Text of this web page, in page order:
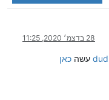
28 בדצמ׳ 2020, 11:25
עשה כאן